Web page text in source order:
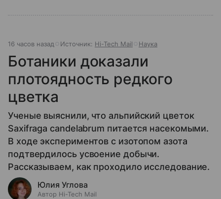
16 часов назад Источник: Hi-Tech Mail Наука
Ботаники доказали
плотоядность редкого
цветка
Ученые выяснили, что альпийский цветок
Saxifraga candelabrum питается насекомыми.
В ходе экспериментов с изотопом азота
подтвердилось усвоение добычи.
Рассказываем, как проходило исследование.
Юлия Углова
Автор Hi-Tech Mail